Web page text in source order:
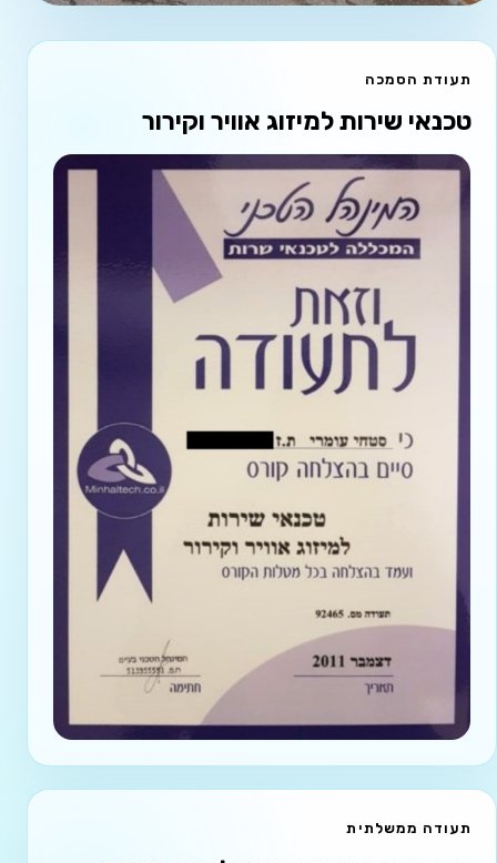
תעודת הסמכה
טכנאי שירות למיזוג אוויר וקירור
תעודה ממשלתית